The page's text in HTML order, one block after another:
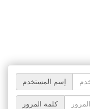
إسم المستخدم
كلمة المرور